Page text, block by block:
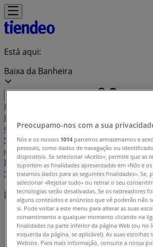
Está aqui:
Baixa da Banheira
Em Destaque
Decoração
CriançasRoupa, Sapatos e Acessórios
SaúdeBricolage, Jardim e Construção
e BelezaCarros, Motos e Peças
HobbiesRestaurantesViagensÓticas
ServiçosCasamentos
Índice de promoções em Baixa
Tiendeo em Baixa da Banheira»
Índice de promoções
Preocupamo-nos com a sua
Nós e os nossos 1014 parceiros armazenamos e
pessoais, como dados de navegação ou
dispositivo. Se selecionar «Aceito», permite que as
suportem as finalidades apresentadas em «Nós e
tratamos dados para as seguintes finalidades». Se,
selecionar «Rejeitar tudo» ou retirar o seu
tecnologias serão desativadas. Se os rastreadores
alguns conteúdos e anúncios que vê poderão não
si. Pode voltar a este menu para alterar as suas
consentimento a qualquer momento clicando na
finalidades na parte inferior da página Web (ou no
esquerda da página, se aplicável). As suas escolhas
Website. Para mais informação, consulte a nossa